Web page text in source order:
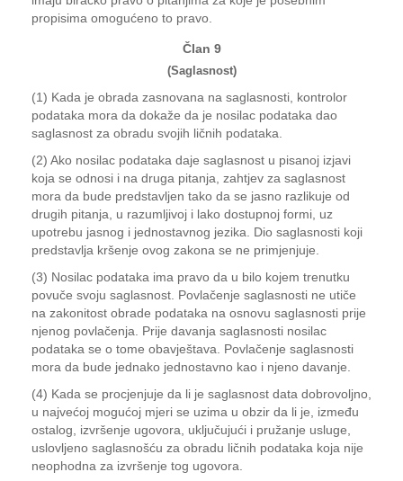
propisima omogućeno to pravo.
Član 9
(Saglasnost)
(1) Kada je obrada zasnovana na saglasnosti, kontrolor
podataka mora da dokaže da je nosilac podataka dao
saglasnost za obradu svojih ličnih podataka.
(2) Ako nosilac podataka daje saglasnost u pisanoj izjavi
koja se odnosi i na druga pitanja, zahtjev za saglasnost
mora da bude predstavljen tako da se jasno razlikuje od
drugih pitanja, u razumljivoj i lako dostupnoj formi, uz
upotrebu jasnog i jednostavnog jezika. Dio saglasnosti koji
predstavlja kršenje ovog zakona se ne primjenjuje.
(3) Nosilac podataka ima pravo da u bilo kojem trenutku
povuče svoju saglasnost. Povlačenje saglasnosti ne utiče
na zakonitost obrade podataka na osnovu saglasnosti prije
njenog povlačenja. Prije davanja saglasnosti nosilac
podataka se o tome obavještava. Povlačenje saglasnosti
mora da bude jednako jednostavno kao i njeno davanje.
(4) Kada se procjenjuje da li je saglasnost data dobrovoljno,
u najvećoj mogućoj mjeri se uzima u obzir da li je, između
ostalog, izvršenje ugovora, uključujući i pružanje usluge,
uslovljeno saglasnošću za obradu ličnih podataka koja nije
neophodna za izvršenje tog ugovora.